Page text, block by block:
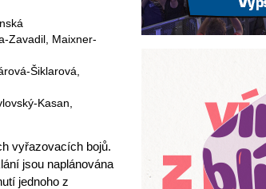
Zavadil, Maixner-
Šiklarová,
Kasan,
vyřazovacích bojů.
jsou naplánována
jednoho z